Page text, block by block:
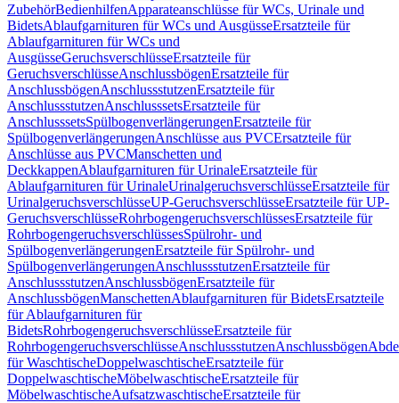
ZubehörBedienhilfenApparateanschlüsse für WCs, Urinale und
BidetsAblaufgarnituren für WCs und AusgüsseErsatzteile für
Ablaufgarnituren für WCs und
AusgüsseGeruchsverschlüsseErsatzteile für
GeruchsverschlüsseAnschlussbögenErsatzteile für
AnschlussbögenAnschlussstutzenErsatzteile für
AnschlussstutzenAnschlusssetsErsatzteile für
AnschlusssetsSpülbogenverlängerungenErsatzteile für
SpülbogenverlängerungenAnschlüsse aus PVCErsatzteile für
Anschlüsse aus PVCManschetten und
DeckkappenAblaufgarnituren für UrinaleErsatzteile für
Ablaufgarnituren für UrinaleUrinalgeruchsverschlüsseErsatzteile für
UrinalgeruchsverschlüsseUP-GeruchsverschlüsseErsatzteile für UP-
GeruchsverschlüsseRohrbogengeruchsverschlüssesErsatzteile für
RohrbogengeruchsverschlüssesSpülrohr- und
SpülbogenverlängerungenErsatzteile für Spülrohr- und
SpülbogenverlängerungenAnschlussstutzenErsatzteile für
AnschlussstutzenAnschlussbögenErsatzteile für
AnschlussbögenManschettenAblaufgarnituren für BidetsErsatzteile
für Ablaufgarnituren für
BidetsRohrbogengeruchsverschlüsseErsatzteile für
RohrbogengeruchsverschlüsseAnschlussstutzenAnschlussbögen
für WaschtischeDoppelwaschtischeErsatzteile für
DoppelwaschtischeMöbelwaschtischeErsatzteile für
MöbelwaschtischeAufsatzwaschtischeErsatzteile für